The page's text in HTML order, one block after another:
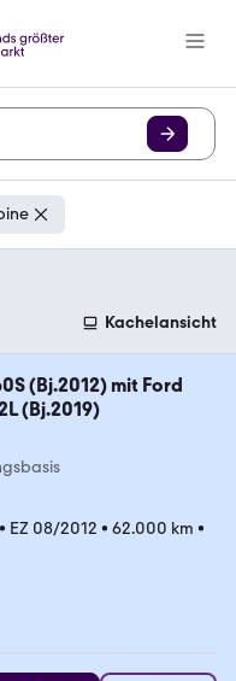
Kachelansicht
(Bj.2012) mit Ford
(Bj.2019)
• EZ 08/2012 • 62.000 km •